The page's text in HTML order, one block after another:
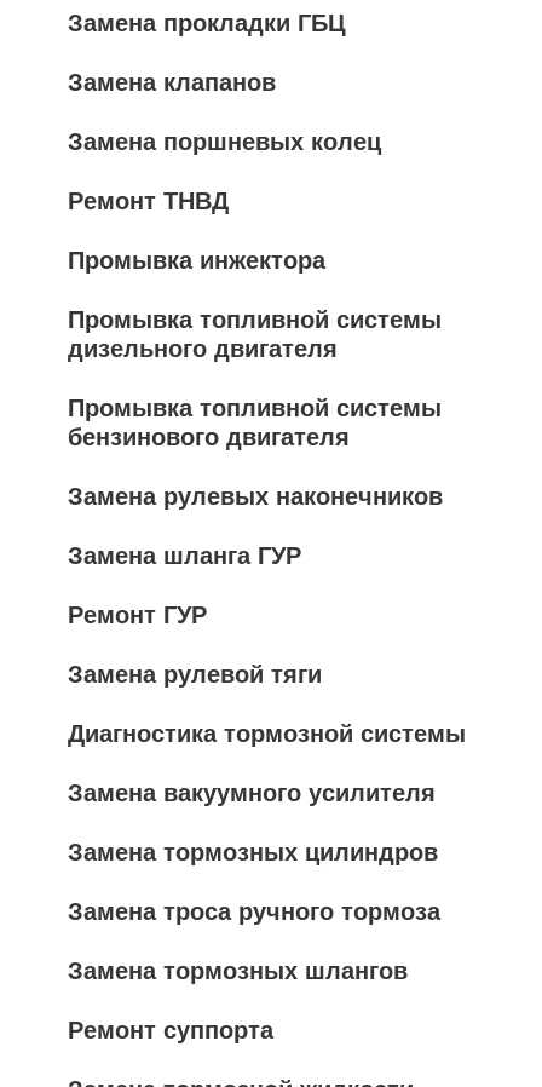
Замена прокладки ГБЦ
Замена клапанов
Замена поршневых колец
Ремонт ТНВД
Промывка инжектора
Промывка топливной системы
дизельного двигателя
Промывка топливной системы
бензинового двигателя
Замена рулевых наконечников
Замена шланга ГУР
Ремонт ГУР
Замена рулевой тяги
Диагностика тормозной системы
Замена вакуумного усилителя
Замена тормозных цилиндров
Замена троса ручного тормоза
Замена тормозных шлангов
Ремонт суппорта